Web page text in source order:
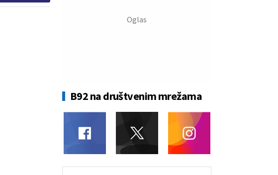
B92 na društvenim mrežama